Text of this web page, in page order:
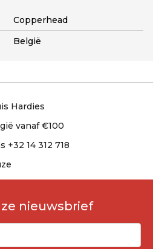
Copperhead
België
Hardies
vanaf €100
+32 14 312 718
nieuwsbrief